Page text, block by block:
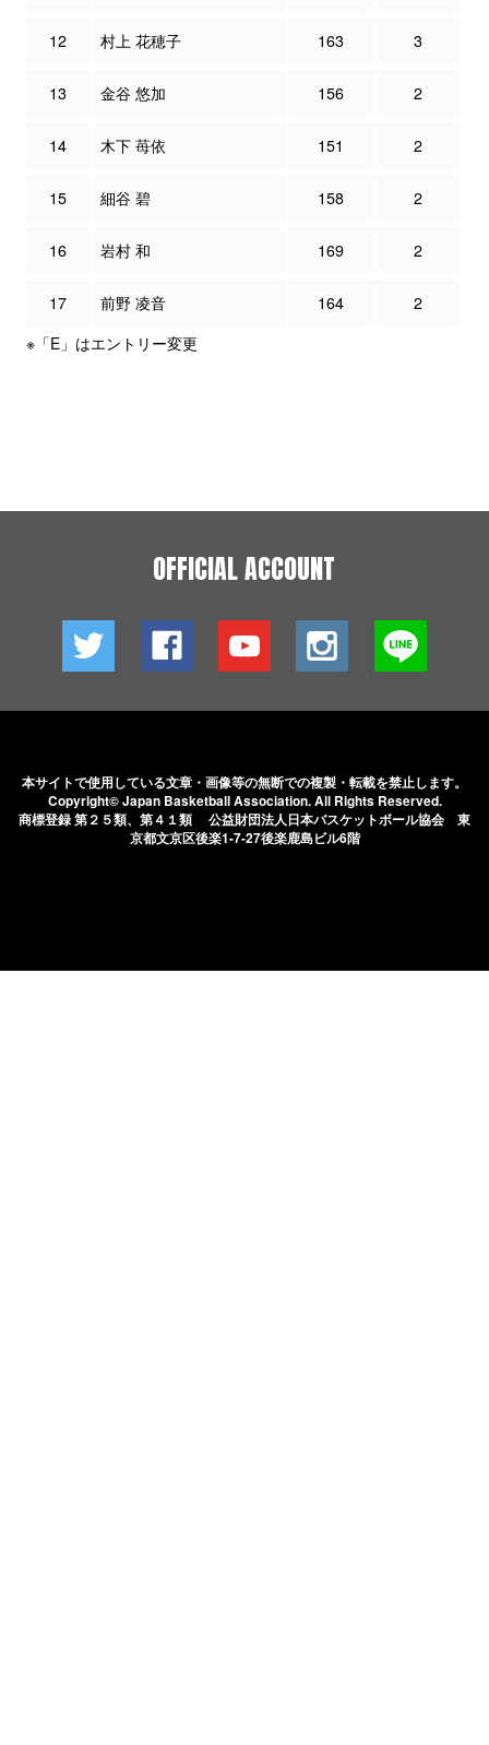
12 村上 花穂子 163 3
13 金谷 悠加 156 2
14 木下 苺依 151 2
15 細谷 碧 158 2
16 岩村 和 169 2
17 前野 凌音 164
2
※「E」はエントリー変更
OFFICIAL ACCOUNT
本サイトで使用している文章・画像等の無断での複製・転載を禁止します。
Copyright© Japan Basketball Association.All Rights Reserved.
商標登録 第２５類、第４１類 公益財団法人日本バスケットボール協会 東
京都文京区後楽1-7-27後楽鹿島ビル6階